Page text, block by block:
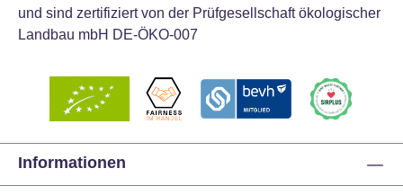
und sind zertifiziert von der Prüfgesellschaft ökologischer
Landbau mbH DE-ÖKO-007
Informationen